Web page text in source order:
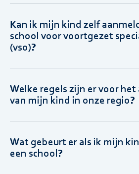
Kan ik mijn kind zelf
school voor voortgezet
(vso)?
Welke regels zijn er voor het
van mijn kind in onze regio?
Wat gebeurt er als ik mijn
een school?